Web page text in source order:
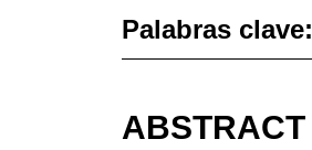
Palabras clave:
ABSTRACT